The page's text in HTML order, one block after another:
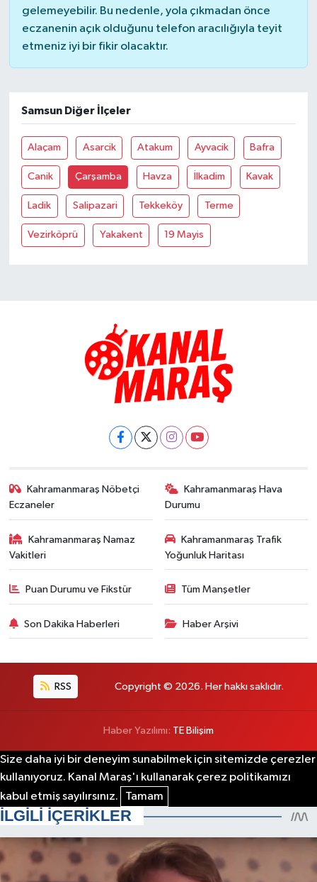
gelemeyebilir. Bu nedenle, yola çıkmadan önce
eczanenin açık olduğunu telefon aracılığıyla teyit
etmeniz iyi bir fikir olacaktır.
Samsun Diğer İlçeler
Alaçam Asarcik Atakum Ayvacik Bafra
Canik Çarşamba Havza İlkadim Kavak
Ladik Salipazari Tekkeköy Terme
Vezirköprü Yakakent 19 Mayis
Kahramanmaraş Nöbetçi
Eczaneler
Kahramanmaraş Hava
Durumu
Kahramanmaraş Namaz
Vakitleri
Kahramanmaraş Trafik
Yoğunluk Haritası
Puan Durumu ve Fikstür Tüm Manşetler
Son Dakika Haberleri Haber Arşivi
RSS Copyright © 2026. Her hakkı saklıdır.
Haber Yazılımı: TE Bilişim
Size daha iyi bir deneyim sunabilmek için sitemizde çerezler
kullanıyoruz. Kanal Maraş'ı kullanarak çerez politikamızı
kabul etmiş sayılırsınız.
Tamam
TREND
TEKNOLOJİ
YAŞAM
KÜLTÜR SANAT